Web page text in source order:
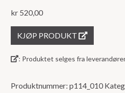
kr 520,00
KJØP PRODUKT
: Produktet selges fra
Produktnummer:p114_010